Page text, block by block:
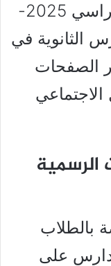
الدراسي الأول من العام الدراسي 2025-
الثانوية في
الصفحات
الرسمية
بالطلاب
على